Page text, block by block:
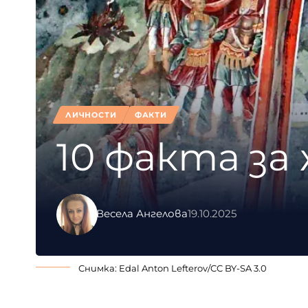
ЛИЧНОСТИ ФАКТИ
10 факта
Весела Ангелова19.10.2025
Снимка: Edal Anton Lefterov/CC BY-SA 3.0